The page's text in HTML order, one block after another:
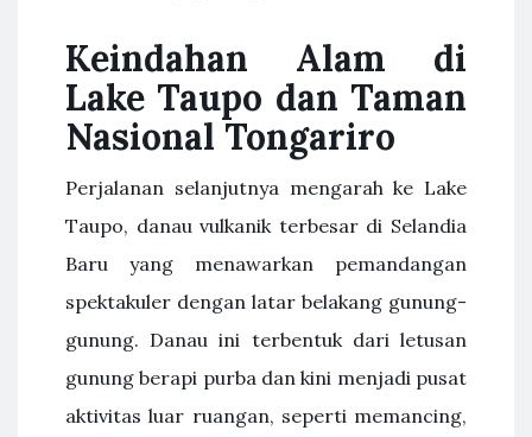
Keindahan Alam di
Lake Taupo dan Taman
Nasional Tongariro
Perjalanan selanjutnya mengarah ke Lake
Taupo, danau vulkanik terbesar di Selandia
Baru yang menawarkan pemandangan
spektakuler dengan latar belakang gunung-
gunung. Danau ini terbentuk dari letusan
gunung berapi purba dan kini menjadi pusat
aktivitas luar ruangan, seperti memancing,